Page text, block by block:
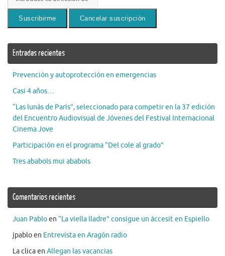
Entradas recientes
Prevención y autoprotección en emergencias
Casi 4 años…
“Las lunás de París”, seleccionado para competir en la 37 edición
del Encuentro Audiovisual de Jóvenes del Festival Internacional
Cinema Jove
Participación en el programa “Del cole al grado”
Tres ababols mui ababols
Comentarios recientes
Juan Pabloen “La viella lladre” consigue un áccesit en Espiello
jpabloen Entrevista en Aragón radio
La clicaen Allegan las vacancias